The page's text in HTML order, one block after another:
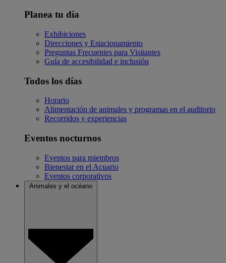
Planea tu día
Exhibiciones
Direcciones y Estacionamiento
Preguntas Frecuentes para Visitantes
Guía de accesibilidad e inclusión
Todos los días
Horario
Alimentación de animales y programas en el auditorio
Recorridos y experiencias
Eventos nocturnos
Eventos para miembros
Bienestar en el Acuario
Eventos corporativos
Animales y el océano